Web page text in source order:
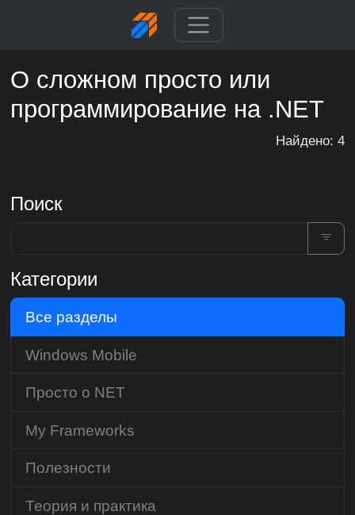
О сложном просто или
программирование на .NET
Найдено: 4
Поиск
Категории
Все разделы
Windows Mobile
Просто о NET
My Frameworks
Полезности
Теория и практика